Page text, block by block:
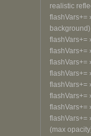
realistic
flashVars+=
flashVars+=
flashVars+=
flashVars+=
flashVars+=
flashVars+=
flashVars+=
flashVars+=
flashVars+=
(max